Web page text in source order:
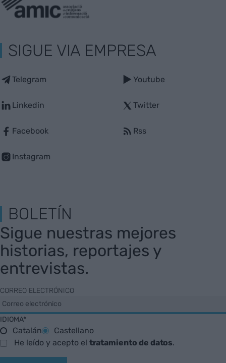
SIGUE VIA EMPRESA
Telegram
Linkedin
Facebook
Instagram
Youtube
Twitter
Rss
BOLETÍN
Sigue nuestras mejores
historias, reportajes y
entrevistas.
CORREO ELECTRÓNICO
IDIOMA*
Catalán
Castellano
He leído y acepto el tratamiento de datos.